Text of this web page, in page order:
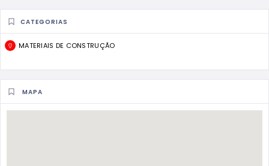
CATEGORIAS
MATERIAIS DE CONSTRUÇÃO
MAPA